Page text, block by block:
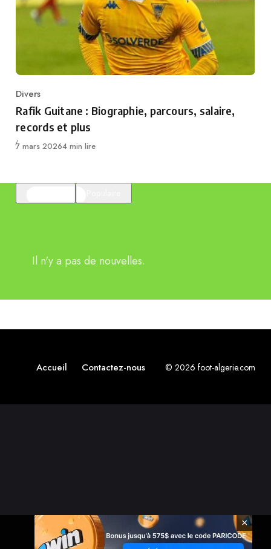
Category
Divers
Rafik Guitane : Biographie, parcours, salaire,
records et plus
Publié
7 mars 20264 min lire
Il n'y a pas de nouvelles.
Accueil Contactez-nous © 2026 foot-algerie.com
×